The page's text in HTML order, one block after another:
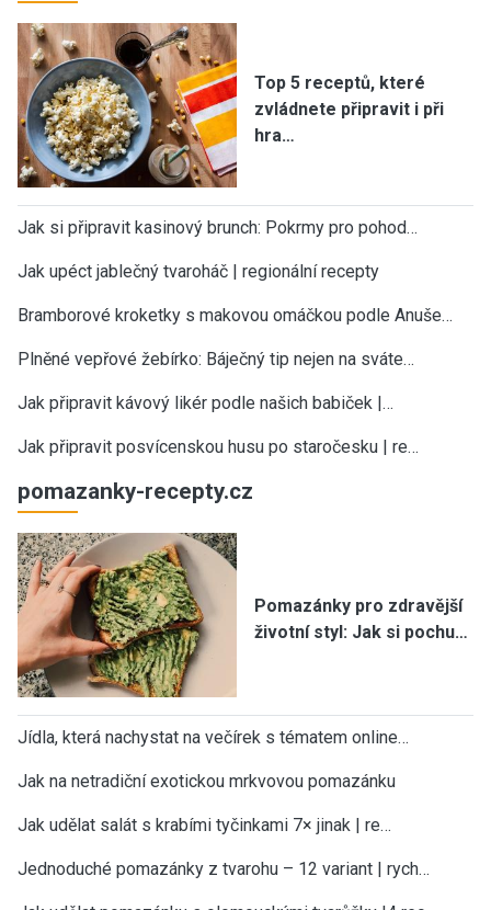
Top 5 receptů, které
zvládnete připravit i při
hra…
Jak si připravit kasinový brunch: Pokrmy pro pohod…
Jak upéct jablečný tvaroháč | regionální recepty
Bramborové kroketky s makovou omáčkou podle Anuše…
Plněné vepřové žebírko: Báječný tip nejen na sváte…
Jak připravit kávový likér podle našich babiček |…
Jak připravit posvícenskou husu po staročesku | re…
pomazanky-recepty.cz
Pomazánky pro zdravější
životní styl: Jak si pochu…
Jídla, která nachystat na večírek s tématem online…
Jak na netradiční exotickou mrkvovou pomazánku
Jak udělat salát s krabími tyčinkami 7× jinak | re…
Jednoduché pomazánky z tvarohu – 12 variant | rych…